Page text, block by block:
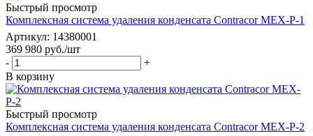
Быстрый просмотр
Комплексная система удаления конденсата Contracor MEX-P-1
Артикул: 14380001
369 980 руб./шт
-
+
В корзину
Быстрый просмотр
Комплексная система удаления конденсата Contracor MEX-P-2